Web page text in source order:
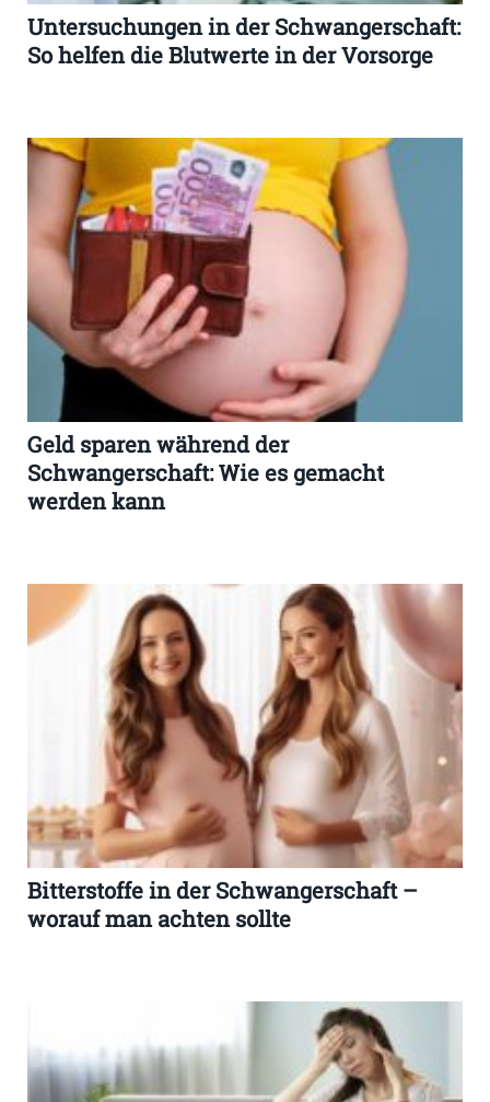
Untersuchungen in der Schwangerschaft:
So helfen die Blutwerte in der Vorsorge
Geld sparen während der
Schwangerschaft: Wie es gemacht
werden kann
Bitterstoffe in der Schwangerschaft –
worauf man achten sollte